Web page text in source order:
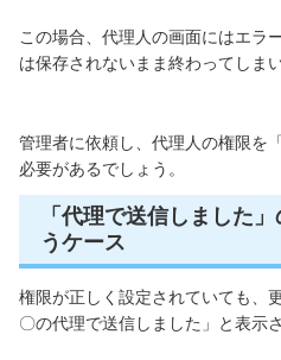
この場合、代理人の画面にはエラ
は保存されないまま終わってしまい
管理者に依頼し、代理人の権限を
必要があるでしょう。
「代理で送信しました
うケース
権限が正しく設定されていても、
〇の代理で送信しました」と表示